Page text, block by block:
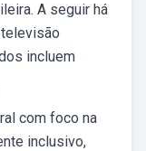
A seguir há
incluem
com foco na
inclusivo,